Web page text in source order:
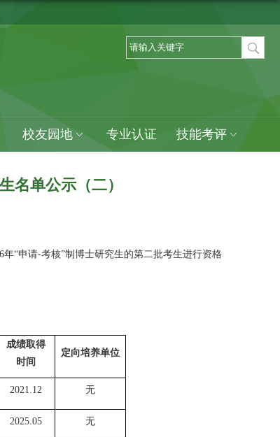
校友园地 专业认证 技能考评
名单公示（二）
年“申请-考核”制 博士研究生的第二批考生进行资格
成绩取得
时间
定向培养单位
2021.12 无
2025.05 无